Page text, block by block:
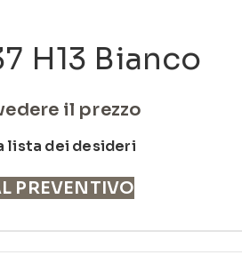
H13 Bianco
il prezzo
lista dei desideri
PREVENTIVO